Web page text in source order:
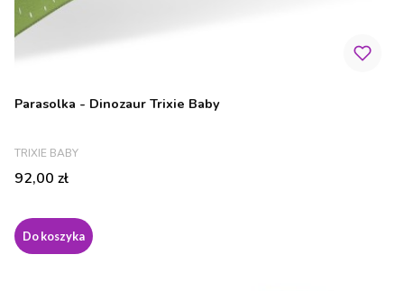
Parasolka - Dinozaur Trixie Baby
PRODUCENT
TRIXIE BABY
Cena
92,00 zł
Do koszyka